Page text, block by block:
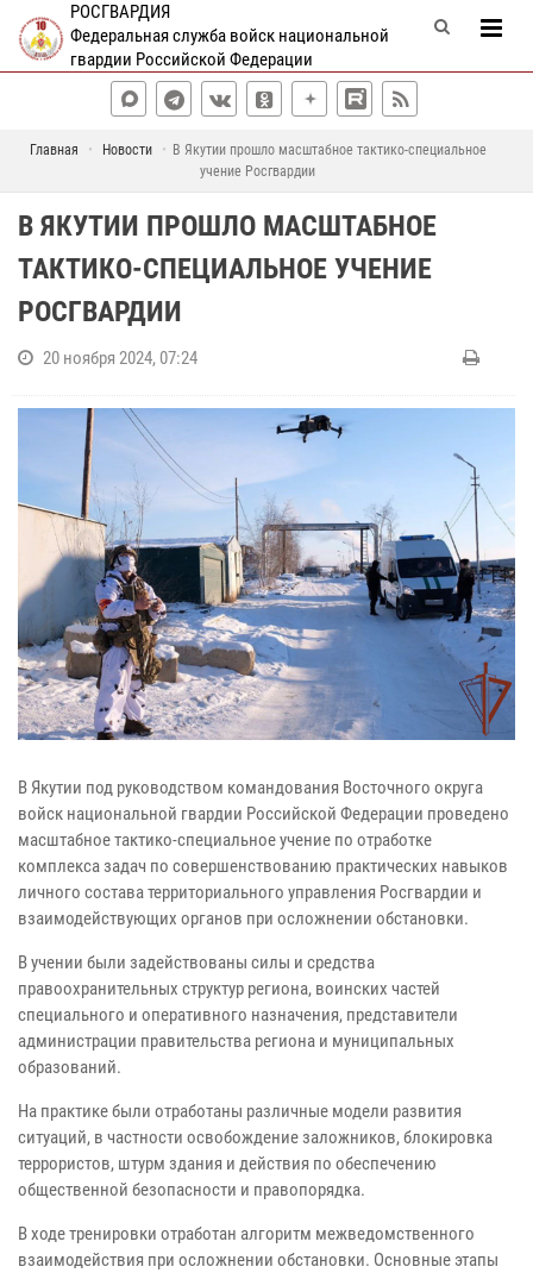
РОСГВАРДИЯ
Федеральная служба войск национальной
гвардии Российской Федерации
Главная Новости
В Якутии прошло масштабное тактико-специальное
учение Росгвардии
В ЯКУТИИ ПРОШЛО МАСШТАБНОЕ
ТАКТИКО-СПЕЦИАЛЬНОЕ УЧЕНИЕ
РОСГВАРДИИ
20 ноября 2024, 07:24
В Якутии под руководством командования Восточного округа
войск национальной гвардии Российской Федерации проведено
масштабное тактико-специальное учение по отработке
комплекса задач по совершенствованию практических навыков
личного состава территориального управления Росгвардии и
взаимодействующих органов при осложнении обстановки.
В учении были задействованы силы и средства
правоохранительных структур региона, воинских частей
специального и оперативного назначения, представители
администрации правительства региона и муниципальных
образований.
На практике были отработаны различные модели развития
ситуаций, в частности освобождение заложников, блокировка
террористов, штурм здания и действия по обеспечению
общественной безопасности и правопорядка.
В ходе тренировки отработан алгоритм межведомственного
взаимодействия при осложнении обстановки. Основные этапы